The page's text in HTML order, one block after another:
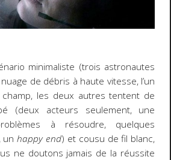
minimaliste (trois astronautes
de débris à haute vitesse, l’un
les deux autres tentent de
(deux acteurs seulement, une
à résoudre, quelques
unhappy end) et cousu de fil blanc,
ne doutons jamais de la réussite